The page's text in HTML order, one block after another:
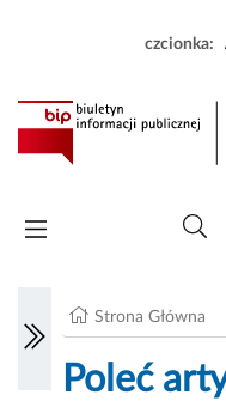
czcionka:
Strona Główna
Poleć